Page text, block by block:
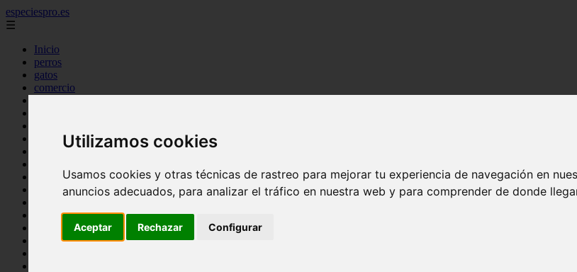
Utilizamos cookies
Usamos cookies y otras técnicas de rastreo para mejorar tu experiencia de navegación en
anuncios adecuados, para analizar el tráfico en nuestra web y para comprender de donde
Aceptar Rechazar Configurar
especiespro.es
☰
Inicio
perros
gatos
comercio
tenencia responsable
mantenimiento
bienestar
peque os mam feros
verano